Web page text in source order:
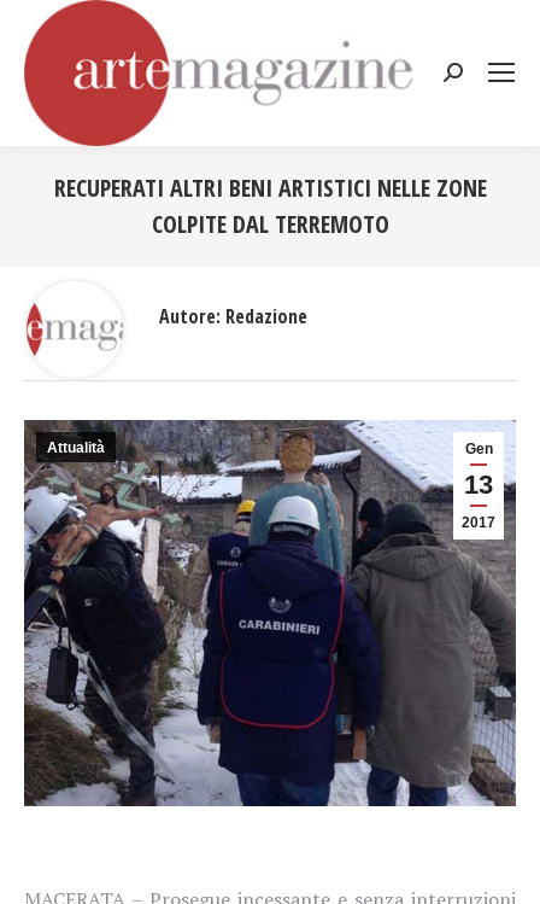
Cerca:
RECUPERATI ALTRI BENI ARTISTICI NELLE ZONE
COLPITE DAL TERREMOTO
Gen
13
2017
Attualità
Autore: Redazione